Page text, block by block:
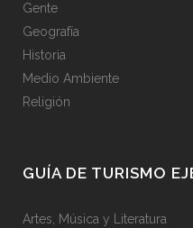
Gente
Geografía
Historia
Medio Ambiente
Religión
GUÍA DE TURISMO
Artes, Música y Literatura